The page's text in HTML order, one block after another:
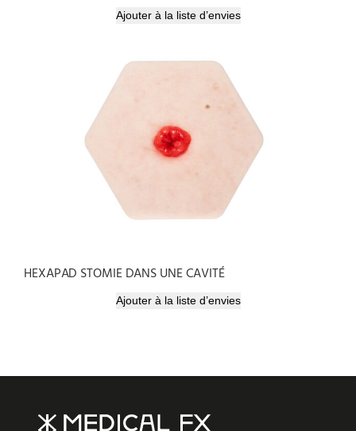
Ajouter à la liste d’envies
HEXAPAD STOMIE DANS UNE CAVITÉ
Ajouter à la liste d’envies